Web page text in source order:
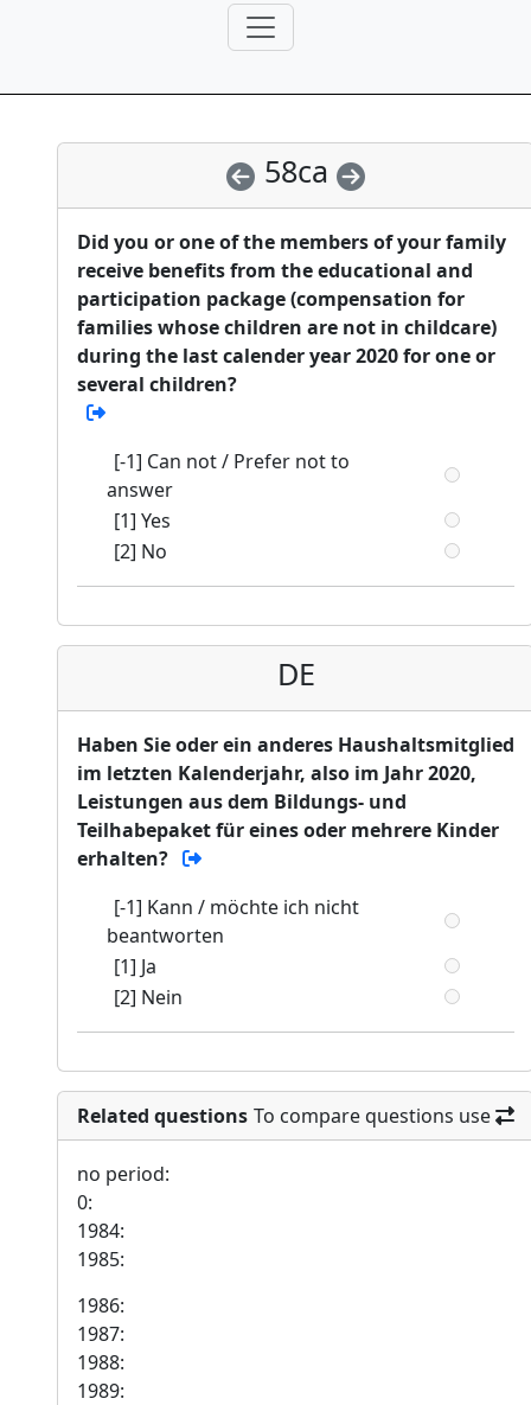
58ca
Did you or one of the members of your family
receive benefits from the educational and
participation package (compensation for
families whose children are not in childcare)
during the last calender year 2020 for one or
several children?
[-1] Can not / Prefer not to
answer
[1] Yes
[2] No
DE
Haben Sie oder ein anderes Haushaltsmitglied
im letzten Kalenderjahr, also im Jahr 2020,
Leistungen aus dem Bildungs- und
Teilhabepaket für eines oder mehrere Kinder
erhalten?
[-1] Kann / möchte ich nicht
beantworten
[1] Ja
[2] Nein
Related questions To compare questions use
no period:
0:
1984:
1985:
1986:
1987:
1988:
1989: